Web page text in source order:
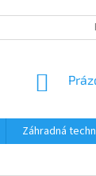
Záhradná